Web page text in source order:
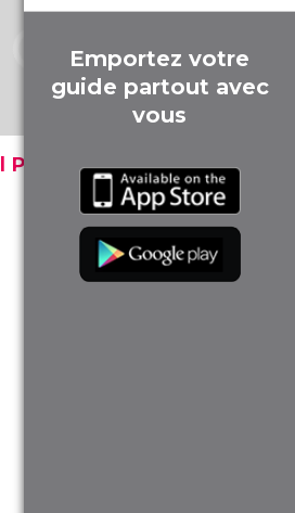
Dennis Lau et
le gratte-ciel
mesure 374
est divisé en 78
accueille une
Emportez votre
guide partout avec
vous